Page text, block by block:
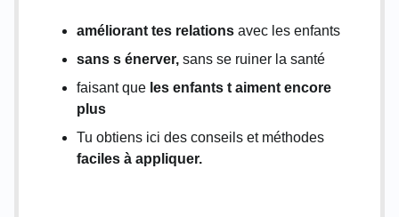
améliorant tes relations avec les enfants
sans s énerver, sans se ruiner la santé
faisant que les enfants t aiment encore
plus
Tu obtiens ici des conseils et méthodes
faciles à appliquer.